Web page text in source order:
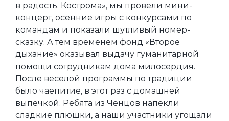
в радость. Кострома», мы провели мини-
концерт, осенние игры с конкурсами по
командам и показали шутливый номер-
сказку. А тем временем фонд «Второе
дыхание» оказывал выдачу гуманитарной
помощи сотрудникам дома милосердия.
После веселой программы по традиции
было чаепитие, в этот раз с домашней
выпечкой. Ребята из Ченцов напекли
сладкие плюшки, а наши участники угощали